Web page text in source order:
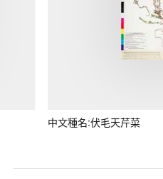
中文種名:伏毛天芹菜